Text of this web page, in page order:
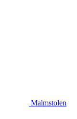
Malmstolen